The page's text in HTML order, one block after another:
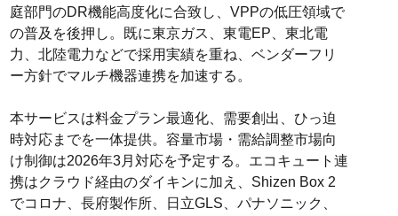
庭部門のDR機能高度化に合致し、VPPの低圧領域で
の普及を後押し。既に東京ガス、東電EP、東北電
力、北陸電力などで採用実績を重ね、ベンダーフリ
ー方針でマルチ機器連携を加速する。
本サービスは料金プラン最適化、需要創出、ひっ迫
時対応までを一体提供。容量市場・需給調整市場向
け制御は2026年3月対応を予定する。エコキュート連
携はクラウド経由のダイキンに加え、Shizen Box 2
でコロナ、長府製作所、日立GLS、パナソニック、